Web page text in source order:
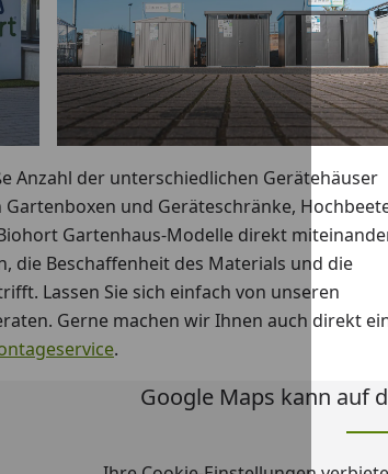
Anzahl der unterschiedlichen Gerätehäuser
und Geräteschränke,
Gartenhaus-Modelle direkt
die Beschaffenheit des Materials und die
Lassen Sie sich einfach von unseren
Gerne machen wir Ihnen auch direkt
.
Google Maps kann auf